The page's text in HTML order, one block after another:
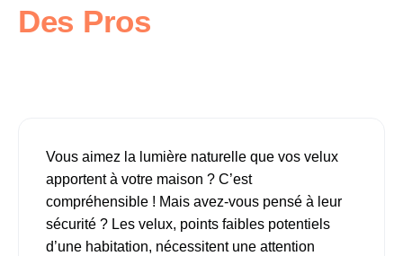
Des Pros
Vous aimez la lumière naturelle que vos velux
apportent à votre maison ? C’est
compréhensible ! Mais avez-vous pensé à leur
sécurité ? Les velux, points faibles potentiels
d’une habitation, nécessitent une attention